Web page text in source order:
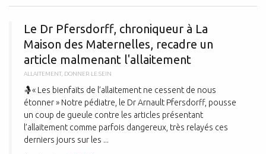
Le Dr Pfersdorff, chroniqueur à La
Maison des Maternelles, recadre un
article malmenant l'allaitement
ALLAITEMENT, DONNER LE SEIN
🤱« Les bienfaits de l’allaitement ne cessent de nous
étonner » Notre pédiatre, le Dr Arnault Pfersdorff, pousse
un coup de gueule contre les articles présentant
l’allaitement comme parfois dangereux, très relayés ces
derniers jours sur les ...